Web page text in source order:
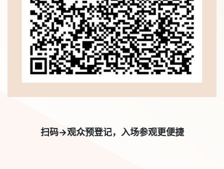
扫码→观众预登记，入场参观更便捷